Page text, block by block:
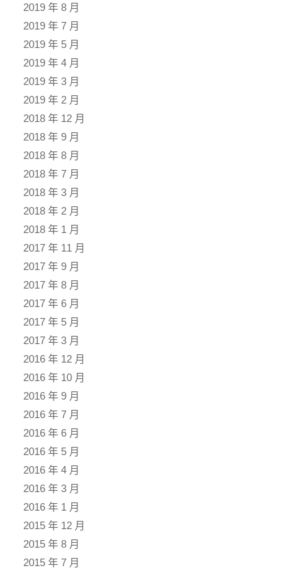
2019 年 8 月
2019 年 7 月
2019 年 5 月
2019 年 4 月
2019 年 3 月
2019 年 2 月
2018 年 12 月
2018 年 9 月
2018 年 8 月
2018 年 7 月
2018 年 3 月
2018 年 2 月
2018 年 1 月
2017 年 11 月
2017 年 9 月
2017 年 8 月
2017 年 6 月
2017 年 5 月
2017 年 3 月
2016 年 12 月
2016 年 10 月
2016 年 9 月
2016 年 7 月
2016 年 6 月
2016 年 5 月
2016 年 4 月
2016 年 3 月
2016 年 1 月
2015 年 12 月
2015 年 8 月
2015 年 7 月